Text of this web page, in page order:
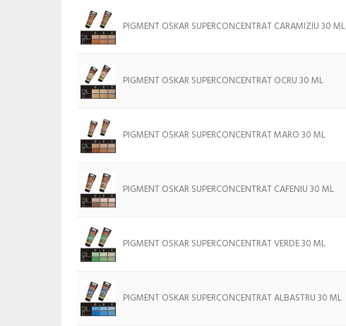
PIGMENT OSKAR SUPERCONCENTRAT CARAMIZIU 30 ML
PIGMENT OSKAR SUPERCONCENTRAT OCRU 30 ML
PIGMENT OSKAR SUPERCONCENTRAT MARO 30 ML
PIGMENT OSKAR SUPERCONCENTRAT CAFENIU 30 ML
PIGMENT OSKAR SUPERCONCENTRAT VERDE 30 ML
PIGMENT OSKAR SUPERCONCENTRAT ALBASTRU 30 ML